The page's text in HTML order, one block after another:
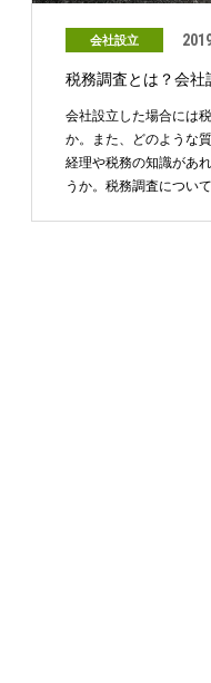
会社設立
税務調査とは？会社
会社設立した場合には
か。また、どのような
経理や税務の知識があ
うか。税務調査につい